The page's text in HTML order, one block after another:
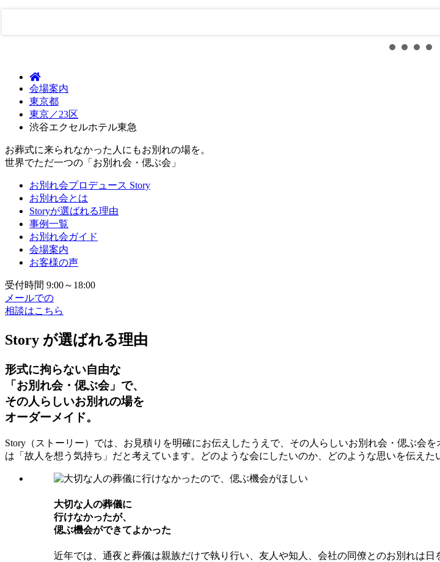
会場案内
東京都
東京／23区
渋谷エクセルホテル東急
お葬式に来られなかった人にもお別れの場を。
世界でただ一つの「お別れ会・偲ぶ会」
お別れ会プロデュース Story
お別れ会とは
Storyが選ばれる理由
事例一覧
お別れ会ガイド
会場案内
お客様の声
受付時間 9:00～18:00
メールでの
相談はこちら
Story が選ばれる理由
形式に拘らない自由な
「お別れ会・偲ぶ会」で、
その人らしいお別れの場を
オーダーメイド。
Story（ストーリー）では、お見積りを明確にお伝えしたうえで、その人らしいお別れ会・偲ぶ会
は「故人を想う気持ち」だと考えています。どのような会にしたいのか、どのような思いを伝え
⼤切な⼈の葬儀に
⾏けなかったが、
偲ぶ機会ができてよかった
近年では、通夜と葬儀は親族だけで執り行い、友人や知人、会社の同僚とのお別れは